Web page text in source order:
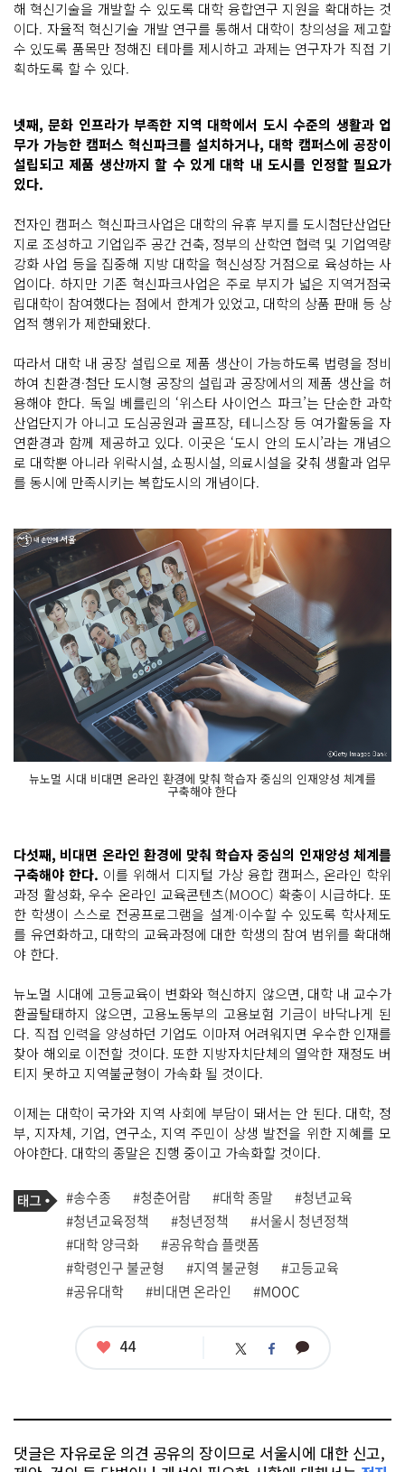
해 혁신기술을 개발할 수 있도록 대학 융합연구 지원을 확대하는 것
이다. 자율적 혁신기술 개발 연구를 통해서 대학이 창의성을 제고할
수 있도록 품목만 정해진 테마를 제시하고 과제는 연구자가 직접 기
획하도록 할 수 있다.
넷째, 문화 인프라가 부족한 지역 대학에서 도시 수준의 생활과 업
무가 가능한 캠퍼스 혁신파크를 설치하거나, 대학 캠퍼스에 공장이
설립되고 제품 생산까지 할 수 있게 대학 내 도시를 인정할 필요가
있다.
전자인 캠퍼스 혁신파크사업은 대학의 유휴 부지를 도시첨단산업단
지로 조성하고 기업입주 공간 건축, 정부의 산학연 협력 및 기업역량
강화 사업 등을 집중해 지방 대학을 혁신성장 거점으로 육성하는 사
업이다. 하지만 기존 혁신파크사업은 주로 부지가 넓은 지역거점국
립대학이 참여했다는 점에서 한계가 있었고, 대학의 상품 판매 등 상
업적 행위가 제한돼왔다.
따라서 대학 내 공장 설립으로 제품 생산이 가능하도록 법령을 정비
하여 친환경·첨단 도시형 공장의 설립과 공장에서의 제품 생산을 허
용해야 한다. 독일 베를린의 ‘위스타 사이언스 파크’는 단순한 과학
산업단지가 아니고 도심공원과 골프장, 테니스장 등 여가활동을 자
연환경과 함께 제공하고 있다. 이곳은 ‘도시 안의 도시’라는 개념으
로 대학뿐 아니라 위락시설, 쇼핑시설, 의료시설을 갖춰 생활과 업무
를 동시에 만족시키는 복합도시의 개념이다.
뉴노멀 시대 비대면 온라인 환경에 맞춰 학습자 중심의 인재양성 체계를
구축해야 한다
다섯째, 비대면 온라인 환경에 맞춰 학습자 중심의 인재양성 체계를
구축해야 한다. 이를 위해서 디지털 가상 융합 캠퍼스, 온라인 학위
과정 활성화, 우수 온라인 교육콘텐츠(MOOC) 확충이 시급하다. 또
한 학생이 스스로 전공프로그램을 설계·이수할 수 있도록 학사제도
를 유연화하고, 대학의 교육과정에 대한 학생의 참여 범위를 확대해
야 한다.
뉴노멀 시대에 고등교육이 변화와 혁신하지 않으면, 대학 내 교수가
환골탈태하지 않으면, 고용노동부의 고용보험 기금이 바닥나게 된
다. 직접 인력을 양성하던 기업도 이마져 어려워지면 우수한 인재를
찾아 해외로 이전할 것이다. 또한 지방자치단체의 열악한 재정도 버
티지 못하고 지역불균형이 가속화 될 것이다.
이제는 대학이 국가와 지역 사회에 부담이 돼서는 안 된다. 대학, 정
부, 지자체, 기업, 연구소, 지역 주민이 상생 발전을 위한 지혜를 모
아야한다. 대학의 종말은 진행 중이고 가속화할 것이다.
기
사
관
련
태
그
태
그
#송수종 #청춘어람 #대학 종말
#청년교육
#청년교육정책
#청년정책
#서울시 청년정책
#대학 양극화
#공유학습 플랫폼
#학령인구 불균형
#지역 불균형
#고등교육
#공유대학
#비대면 온라인 #MOOC
좋
44 트 페 카
댓글은 자유로운 의견 공유의 장이므로 서울시에 대한 신고,